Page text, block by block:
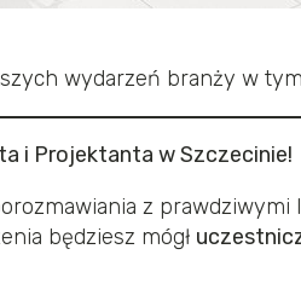
wydarzeń branży w
i Projektanta w Szczecinie!
z
będziesz mógł